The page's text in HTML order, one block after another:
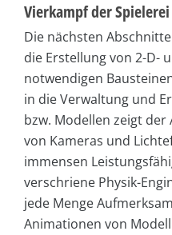
Vierkampf der Spielerei
Die nächsten
die Erstellung von 2-D-
notwendigen
in die Verwaltung und
bzw. Modellen zeigt
von Kameras und
immensen
verschriene Physik-
jede Menge
Animationen von